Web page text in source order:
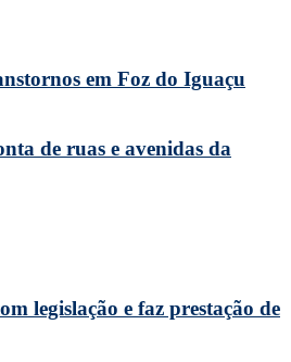
em Foz do Iguaçu
de ruas e avenidas da
legislação e faz prestação de